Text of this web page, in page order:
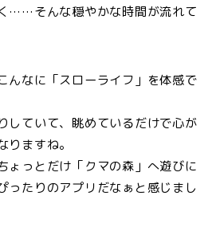
……そんな穏やかな時間が流れて
んなに「スローライフ」を体感で
していて、眺めているだけで心が
ますね。
ょっとだけ「クマの森」へ遊びに
ったりのアプリだなぁと感じまし